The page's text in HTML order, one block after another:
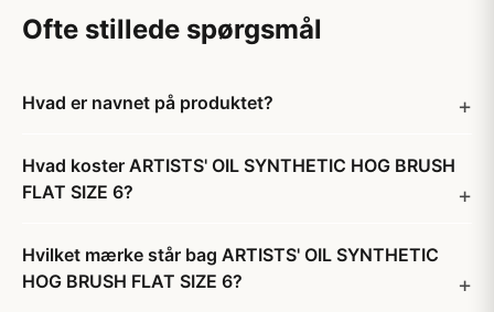
Ofte stillede spørgsmål
Hvad er navnet på produktet?
Hvad koster ARTISTS' OIL SYNTHETIC HOG BRUSH
FLAT SIZE 6?
Hvilket mærke står bag ARTISTS' OIL SYNTHETIC
HOG BRUSH FLAT SIZE 6?